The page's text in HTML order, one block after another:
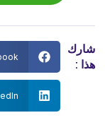
شارك
هذا :